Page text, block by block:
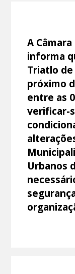
A
informa
Triatlo de
próximo
entre as
verificar-
Urbanos